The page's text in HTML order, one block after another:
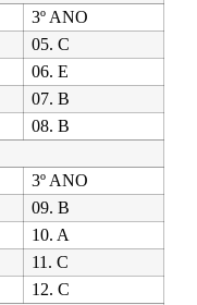
3º ANO
05. C
06. E
07. B
08. B
3º ANO
09. B
10. A
11. C
12. C